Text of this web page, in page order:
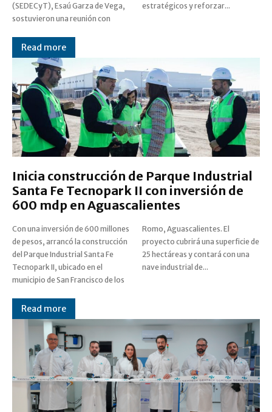
(SEDECyT), Esaú Garza de Vega,
sostuvieron una reunión con
estratégicos y reforzar...
Read more
Inicia construcción de Parque Industrial
Santa Fe Tecnopark II con inversión de
600 mdp en Aguascalientes
Con una inversión de 600 millones
de pesos, arrancó la construcción
del Parque Industrial Santa Fe
Tecnopark II, ubicado en el
municipio de San Francisco de los
Romo, Aguascalientes. El
proyecto cubrirá una superficie de
25 hectáreas y contará con una
nave industrial de...
Read more